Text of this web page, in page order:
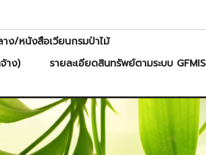
ง/หนังสือเวียนกรมป่าไม้
าง)
รายละเอียดสินทรัพย์ตามระบบ GFMIS